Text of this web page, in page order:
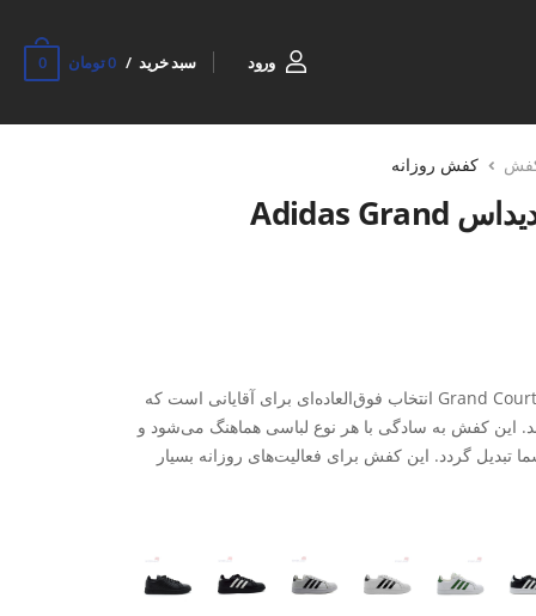
ورود سبد خرید 0 تومان 0
کفش روزانه
کتونی روزانه مردانه آدیداس Adidas Grand
کفش روزمره مردانه آدیداس Grand Court 2.0 M انتخاب فوق‌العاده‌ای برای آقایانی است که
این کفش به سادگی با هر نوع لباسی هماهنگ می‌شود و
تبدیل گردد. این کفش برای فعالیت‌های روزانه بسیار
مختلف هماهنگ می‌شود